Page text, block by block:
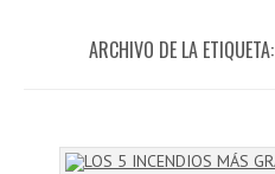
ARCHIVO DE LA ETIQUETA: